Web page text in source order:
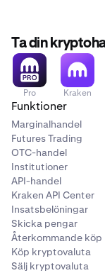
Ta din
Pro Kraken
Funktioner
Marginalhandel
Futures Trading
OTC-handel
Institutioner
API-handel
Kraken API Center
Insatsbelöningar
Skicka pengar
Återkommande köp
Köp kryptovaluta
Sälj kryptovaluta